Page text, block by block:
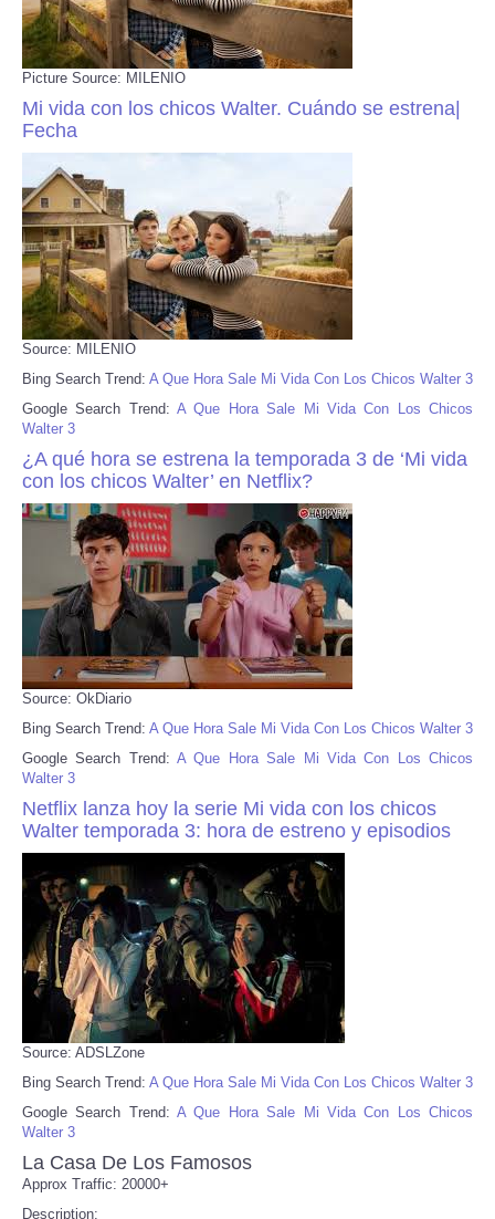
Picture Source: MILENIO
Mi vida con los chicos Walter. Cuándo se estrena|
Fecha
Source: MILENIO
Bing Search Trend: A Que Hora Sale Mi Vida Con Los Chicos Walter 3
Google Search Trend:A Que Hora Sale Mi Vida Con Los Chicos
Walter 3
¿A qué hora se estrena la temporada 3 de ‘Mi vida
con los chicos Walter’ en Netflix?
Source: OkDiario
Bing Search Trend: A Que Hora Sale Mi Vida Con Los Chicos Walter 3
Google Search Trend:A Que Hora Sale Mi Vida Con Los Chicos
Walter 3
Netflix lanza hoy la serie Mi vida con los chicos
Walter temporada 3: hora de estreno y episodios
Source: ADSLZone
Bing Search Trend: A Que Hora Sale Mi Vida Con Los Chicos Walter 3
Google Search Trend:A Que Hora Sale Mi Vida Con Los Chicos
Walter 3
La Casa De Los Famosos
Approx Traffic: 20000+
Description: